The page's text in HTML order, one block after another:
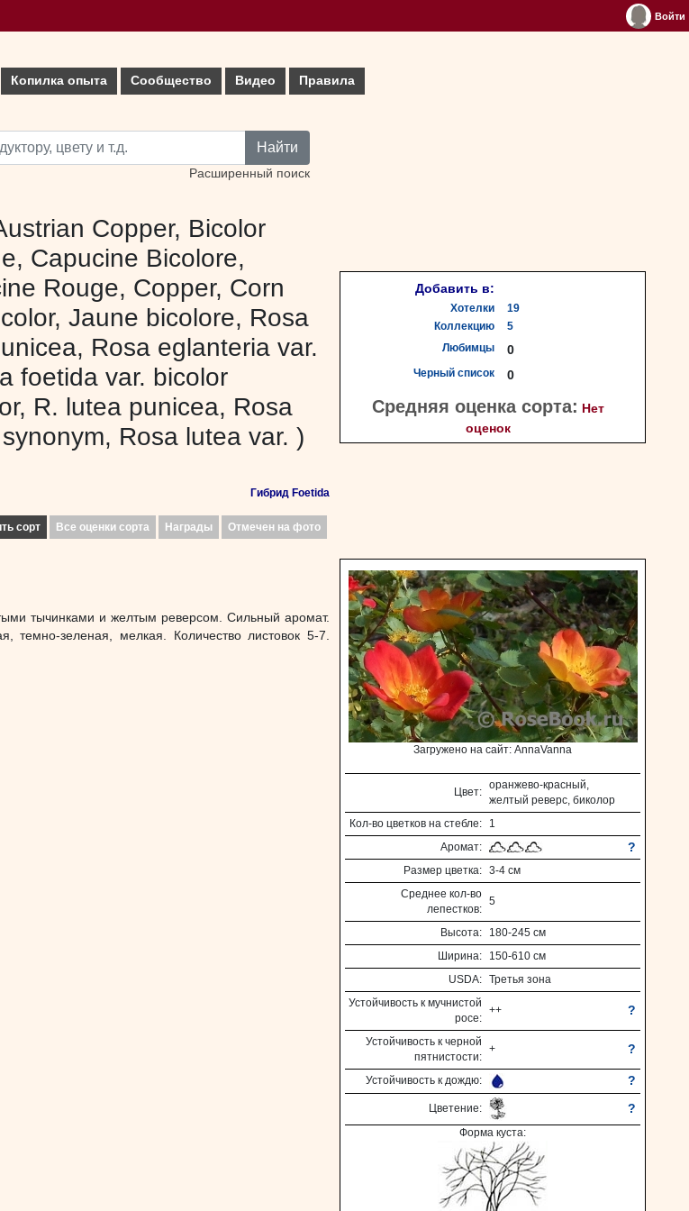
Войти
Копилка опыта Сообщество Видео Правила
Найти
Расширенный поиск
Copper, Bicolor
Capucine Bicolore,
Rouge, Copper, Corn
Jaune bicolore, Rosa
Rosa eglanteria var.
foetida var. bicolor
R. lutea punicea, Rosa
Rosa lutea var. )
Гибрид Foetida
Добавить в:
Хотелки
19
Коллекцию
5
Любимцы
0
Черный список 0
Средняя оценка сорта: Нет
оценок
сорт Все оценки сорта Награды Отмечен на фото
тычинками и желтым реверсом. Сильный аромат.
темно-зеленая, мелкая. Количество листовок 5-7.
Загружено на сайт: AnnaVanna
Цвет:
оранжево-красный,
желтый реверс, биколор
Кол-во цветков на стебле: 1
Аромат: ?
Размер цветка: 3-4 см
Среднее кол-во
лепестков:
5
Высота: 180-245 см
Ширина: 150-610 см
USDA: Третья зона
Устойчивость к мучнистой
росе:
++ ?
Устойчивость к черной
пятнистости:
+ ?
Устойчивость к дождю: ?
Цветение: ?
Форма куста: